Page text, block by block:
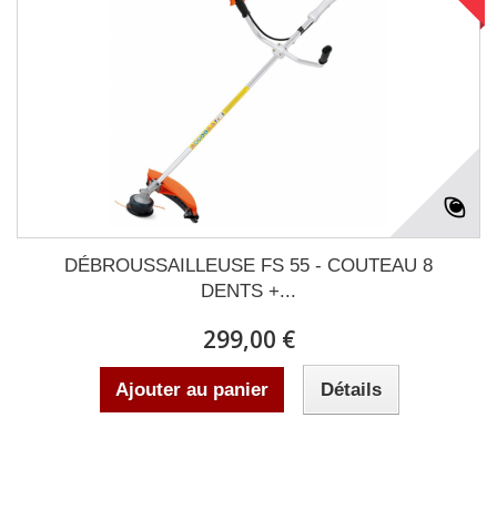
DÉBROUSSAILLEUSE FS 55 - COUTEAU 8
DENTS +...
299,00 €
Ajouter au panier Détails